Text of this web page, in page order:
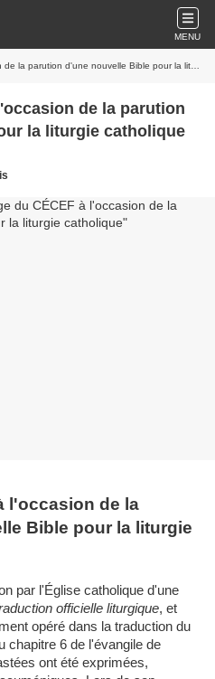
MENU
d'une nouvelle Bible pour la liturgie catholique
de la parution
la liturgie catholique
l'occasion de la
Bible pour la liturgie
par l'Église catholique d'une
officielle liturgique, et
opéré dans la traduction du
chapitre 6 de l'évangile de
ont été exprimées,